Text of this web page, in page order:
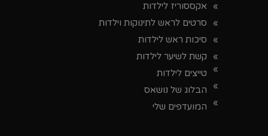
אקססוריז לילדות
סרטים לראש לתינוקות וילדות
סיכות ראש לילדות
קשת לשיער לילדות
טייצים לילדות
הבלוג של נושאס
המועדפים שלי